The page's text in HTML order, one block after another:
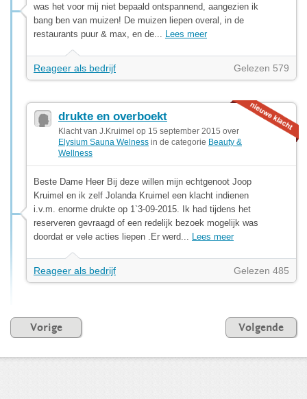
was het voor mij niet bepaald ontspannend, aangezien ik
bang ben van muizen! De muizen liepen overal, in de
restaurants puur & max, en de... Lees meer
Reageer als bedrijf Gelezen 579
drukte en overboekt
Klacht van J.Kruimel op 15 september 2015 over
Elysium Sauna Welness in de categorie Beauty &
Wellness
Beste Dame Heer Bij deze willen mijn echtgenoot Joop
Kruimel en ik zelf Jolanda Kruimel een klacht indienen
i.v.m. enorme drukte op 1`3-09-2015. Ik had tijdens het
reserveren gevraagd of een redelijk bezoek mogelijk was
doordat er vele acties liepen .Er werd... Lees meer
Reageer als bedrijf Gelezen 485
Vorige Volgende